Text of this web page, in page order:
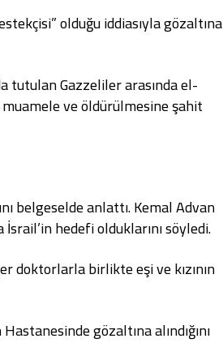
olduğu iddiasıyla gözaltına
tutulan Gazzeliler arasında el-
muamele ve öldürülmesine şahit
belgeselde anlattı. Kemal Advan
hedefi olduklarınısöyledi.
doktorlarla birlikte eşi ve kızının
gözaltına alındığını